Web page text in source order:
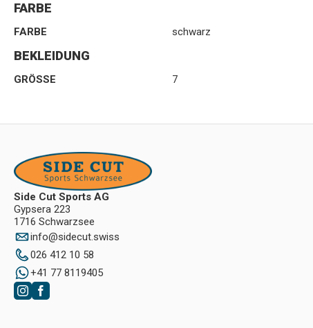
FARBE
FARBE schwarz
BEKLEIDUNG
GRÖSSE 7
Side Cut Sports AG
Gypsera 223
1716 Schwarzsee
info@sidecut.swiss
026 412 10 58
+41 77 8119405